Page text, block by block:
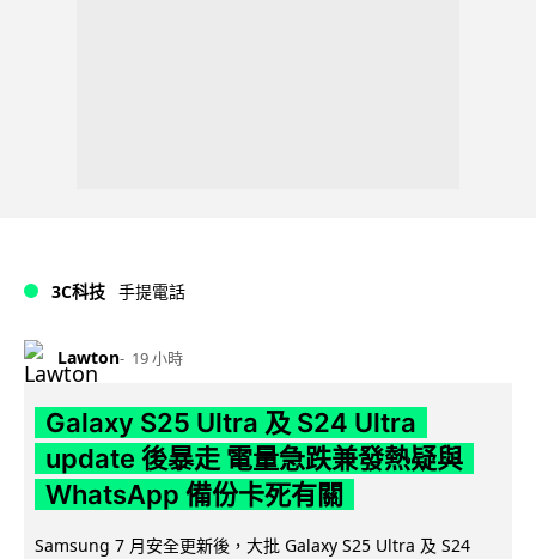
3C科技 手提電話
Lawton 19 小時
Galaxy S25 Ultra 及 S24 Ultra
update 後暴走 電量急跌兼發熱疑與
WhatsApp 備份卡死有關
Samsung 7 月安全更新後，大批 Galaxy S25 Ultra 及 S24